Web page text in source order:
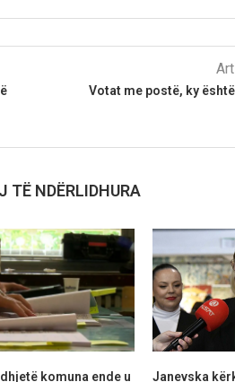
Votat me postë, ky
TË NDËRLIDHURA
komuna ende u
Janevska